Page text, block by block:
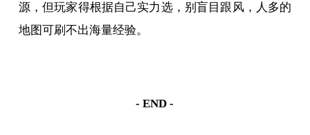
源，但玩家得根据自己实力选，别盲目跟风，人多的
地图可刷不出海量经验。
- END -